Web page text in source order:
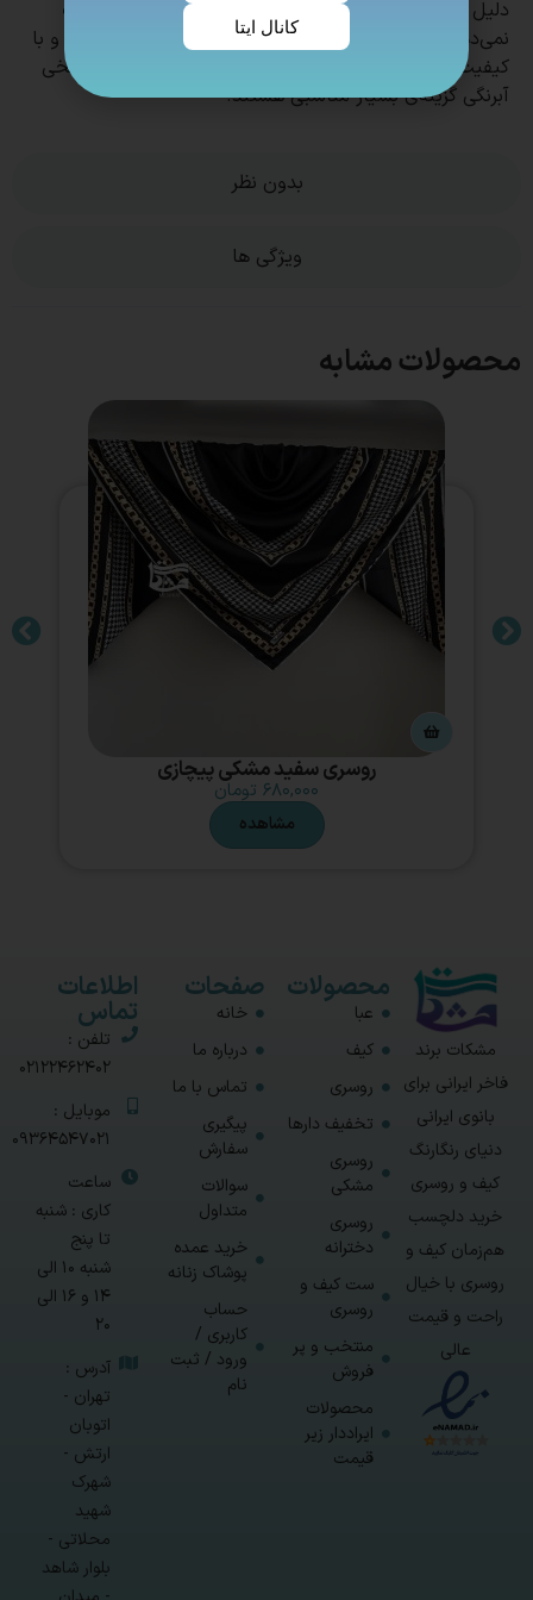
بدون نظر
ویژگی ها
دلیل کیفیت بالای دوخت و چاپ، در طول زمان تغییر رنگ
نمی‌دهند و پرز نمی‌دهند¹². اگر به دنبال یک روسری شیک و با
کیفیت هستید که هم زیبا باشد و هم راحت، روسری‌های نخی
آبرنگی گزینه‌ی بسیار مناسبی هستند.
محصولات مشابه
روسری سفید مشکی پیچازی
۶۸۰,۰۰۰ تومان
مشاهده
مشکات برند
فاخر ایرانی برای
بانوی ایرانی
دنیای رنگارنگ
کیف و روسری
خرید دلچسب
هم‌زمان کیف و
روسری با خیال
راحت و قیمت
عالی
محصولات
عبا
کیف
روسری
تخفیف دارها
روسری
مشکی
روسری
دخترانه
ست کیف و
روسری
منتخب و پر
فروش
محصولات
ایراددار زیر
قیمت
صفحات
خانه
درباره ما
تماس با ما
پیگیری
سفارش
سوالات
متداول
خرید عمده
پوشاک زنانه
حساب
کاربری /
ورود / ثبت
نام
اطلاعات
تماس
تلفن :
02122462402
موبایل :
09364547021
ساعت
کاری : شنبه
تا پنج
شنبه 10 الی
14 و 16 الی
20
آدرس :
تهران -
اتوبان
ارتش -
شهرک
شهید
محلاتی -
بلوار شاهد
کانال ایتا